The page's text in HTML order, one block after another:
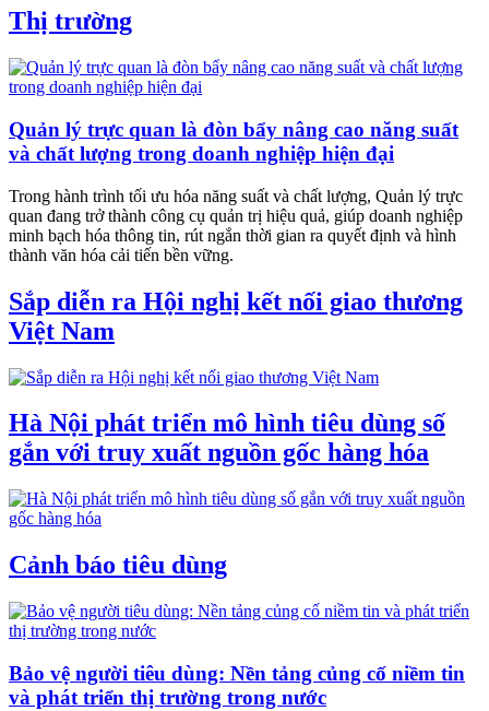
Thị trường
Quản lý trực quan là đòn bẩy nâng cao năng suất
và chất lượng trong doanh nghiệp hiện đại
Trong hành trình tối ưu hóa năng suất và chất lượng, Quản lý trực
quan đang trở thành công cụ quản trị hiệu quả, giúp doanh nghiệp
minh bạch hóa thông tin, rút ngắn thời gian ra quyết định và hình
thành văn hóa cải tiến bền vững.
Sắp diễn ra Hội nghị kết nối giao thương
Việt Nam
Hà Nội phát triển mô hình tiêu dùng số
gắn với truy xuất nguồn gốc hàng hóa
Cảnh báo tiêu dùng
Bảo vệ người tiêu dùng: Nền tảng củng cố niềm tin
và phát triển thị trường trong nước